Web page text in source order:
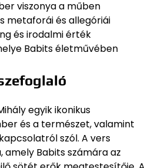
viszonya a műben
metaforái és allegóriái
és irodalmi érték
Babits életművében
egyik ikonikus
és a természet, valamint
szól. A vers
Babits számára az